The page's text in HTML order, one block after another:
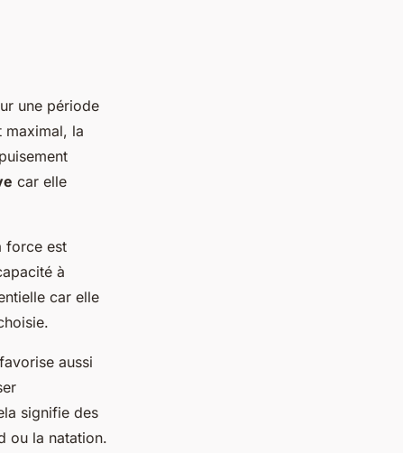
une période
maximal, la
car elle
force est
à
car elle
aussi
signifie des
ou la natation.